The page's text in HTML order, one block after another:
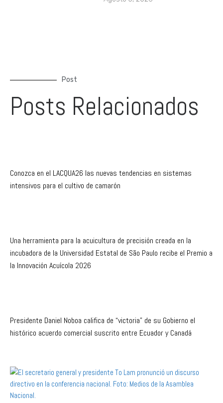
Post
Posts Relacionados
Conozca en el LACQUA26 las nuevas tendencias en sistemas
intensivos para el cultivo de camarón
Una herramienta para la acuicultura de precisión creada en la
incubadora de la Universidad Estatal de São Paulo recibe el Premio a
la Innovación Acuícola 2026
Presidente Daniel Noboa califica de “victoria” de su Gobierno el
histórico acuerdo comercial suscrito entre Ecuador y Canadá